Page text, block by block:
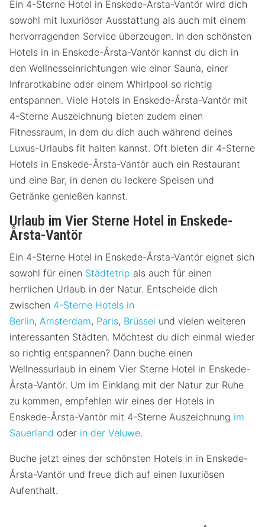
Ein 4-Sterne Hotel in Enskede-Årsta-Vantör wird dich
sowohl mit luxuriöser Ausstattung als auch mit einem
hervorragenden Service überzeugen. In den schönsten
Hotels in in Enskede-Årsta-Vantör kannst du dich in
den Wellnesseinrichtungen wie einer Sauna, einer
Infrarotkabine oder einem Whirlpool so richtig
entspannen. Viele Hotels in Enskede-Årsta-Vantör mit
4-Sterne Auszeichnung bieten zudem einen
Fitnessraum, in dem du dich auch während deines
Luxus-Urlaubs fit halten kannst. Oft bieten dir 4-Sterne
Hotels in Enskede-Årsta-Vantör auch ein Restaurant
und eine Bar, in denen du leckere Speisen und
Getränke genießen kannst.
Urlaub im Vier Sterne Hotel in Enskede-
Årsta-Vantör
Ein 4-Sterne Hotel in Enskede-Årsta-Vantör eignet sich
sowohl für einen Städtetrip als auch für einen
herrlichen Urlaub in der Natur. Entscheide dich
zwischen 4-Sterne Hotels in
Berlin, Amsterdam, Paris, Brüssel und vielen weiteren
interessanten Städten. Möchtest du dich einmal wieder
so richtig entspannen? Dann buche einen
Wellnessurlaub in einem Vier Sterne Hotel in Enskede-
Årsta-Vantör. Um im Einklang mit der Natur zur Ruhe
zu kommen, empfehlen wir eines der Hotels in
Enskede-Årsta-Vantör mit 4-Sterne Auszeichnung im
Sauerland oder in der Veluwe.
Buche jetzt eines der schönsten Hotels in in Enskede-
Årsta-Vantör und freue dich auf einen luxuriösen
Aufenthalt.